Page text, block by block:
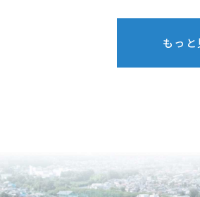
もっと